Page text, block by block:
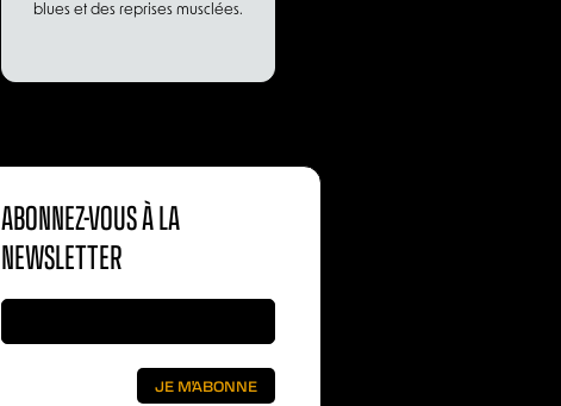
blues et des reprises musclées.
ABONNEZ-VOUS À LA
NEWSLETTER